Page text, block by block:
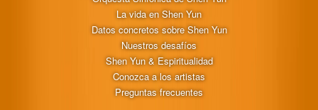
La vida en Shen Yun
Datos concretos sobre Shen Yun
Nuestros desafíos
Shen Yun & Espiritualidad
Conozca a los artistas
Preguntas frecuentes